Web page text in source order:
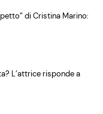
di Cristina Marino:
L’attrice risponde a